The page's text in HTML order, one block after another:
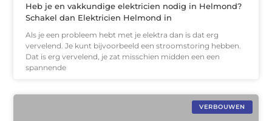
Heb je en vakkundige elektricien nodig in Helmond?
Schakel dan Elektricien Helmond in
Als je een probleem hebt met je elektra dan is dat erg
vervelend. Je kunt bijvoorbeeld een stroomstoring hebben.
Dat is erg vervelend, je zat misschien midden een een
spannende
VERBOUWEN